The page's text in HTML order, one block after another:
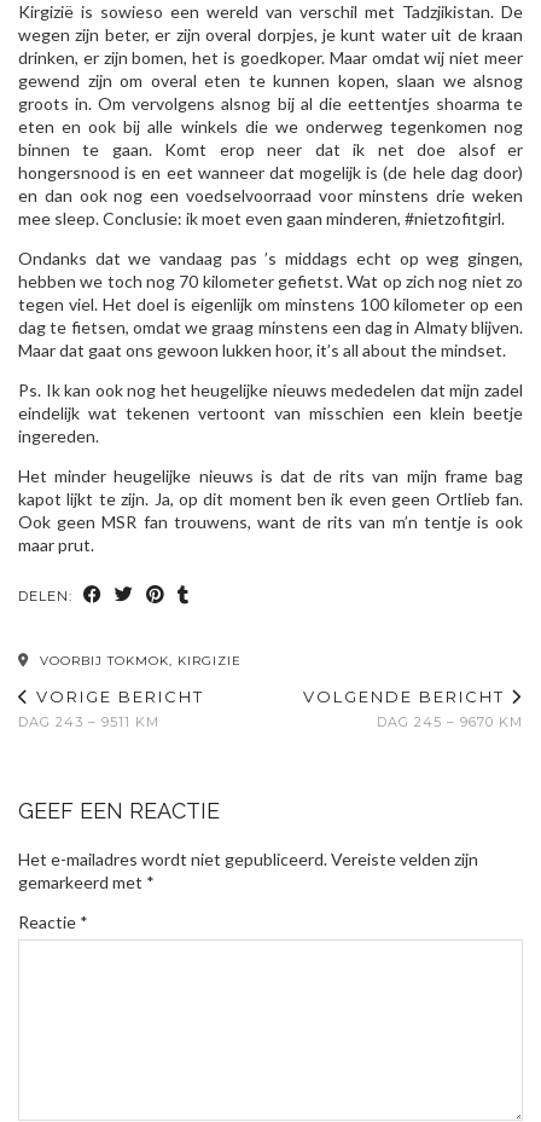
Kirgizië is sowieso een wereld van verschil met Tadzjikistan. De
wegen zijn beter, er zijn overal dorpjes, je kunt water uit de kraan
drinken, er zijn bomen, het is goedkoper. Maar omdat wij niet meer
gewend zijn om overal eten te kunnen kopen, slaan we alsnog
groots in. Om vervolgens alsnog bij al die eettentjes shoarma te
eten en ook bij alle winkels die we onderweg tegenkomen nog
binnen te gaan. Komt erop neer dat ik net doe alsof er
hongersnood is en eet wanneer dat mogelijk is (de hele dag door)
en dan ook nog een voedselvoorraad voor minstens drie weken
mee sleep. Conclusie: ik moet even gaan minderen, #nietzofitgirl.
Ondanks dat we vandaag pas ’s middags echt op weg gingen,
hebben we toch nog 70 kilometer gefietst. Wat op zich nog niet zo
tegen viel. Het doel is eigenlijk om minstens 100 kilometer op een
dag te fietsen, omdat we graag minstens een dag in Almaty blijven.
Maar dat gaat ons gewoon lukken hoor, it’s all about the mindset.
Ps. Ik kan ook nog het heugelijke nieuws mededelen dat mijn zadel
eindelijk wat tekenen vertoont van misschien een klein beetje
ingereden.
Het minder heugelijke nieuws is dat de rits van mijn frame bag
kapot lijkt te zijn. Ja, op dit moment ben ik even geen Ortlieb fan.
Ook geen MSR fan trouwens, want de rits van m’n tentje is ook
maar prut.
DELEN:
VOORBIJ TOKMOK, KIRGIZIE
VORIGE BERICHT
DAG 243 – 9511 KM
VOLGENDE BERICHT
DAG 245 – 9670 KM
GEEF EEN REACTIE
Het e-mailadres wordt niet gepubliceerd.Vereiste velden zijn
gemarkeerd met *
Reactie *